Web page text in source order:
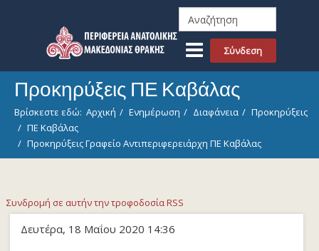
Σύνδεση
Προκηρύξεις ΠΕ Καβάλας
Βρίσκεστε εδώ: Αρχική Ενημέρωση Διαφάνεια
Προκηρύξεις
ΠΕ Καβάλας
Προκηρύξεις Γραφείο Αντιπεριφερειάρχη ΠΕ Καβάλας
Συνδρομή σε αυτήν την τροφοδοσία RSS
Δευτέρα, 18 Μαΐου 2020 14:36